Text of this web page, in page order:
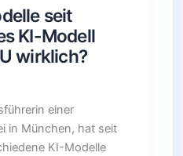
seit
KI-Modell
wirklich?
einer
in München, hat seit
KI-Modelle